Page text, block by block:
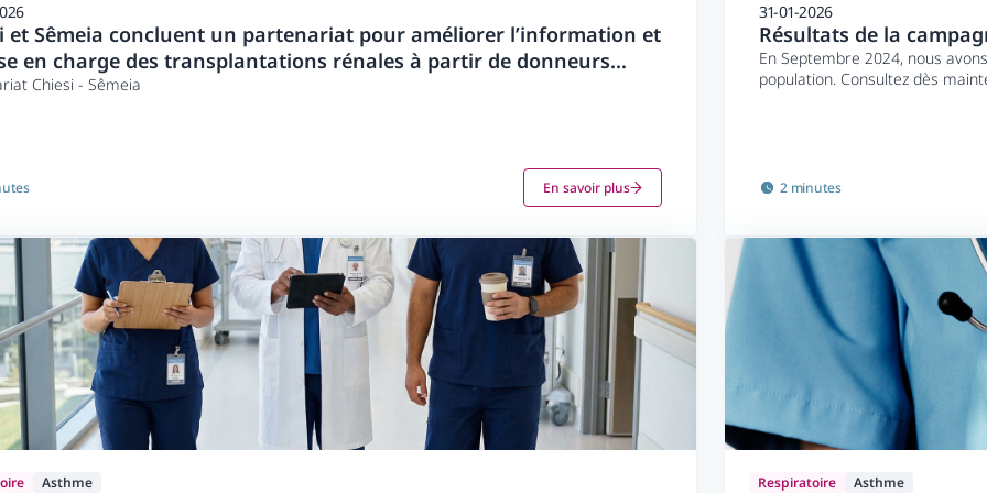
et Sêmeia concluent un partenariat pour améliorer l’information et
en charge des transplantations rénales à partir de donneurs
Chiesi - Sêmeia
En savoir plus
31-01-2026
Résultats de la
En Septembre 2024, nous
population. Consultez dès
2 minutes
Asthme Respiratoire Asthme